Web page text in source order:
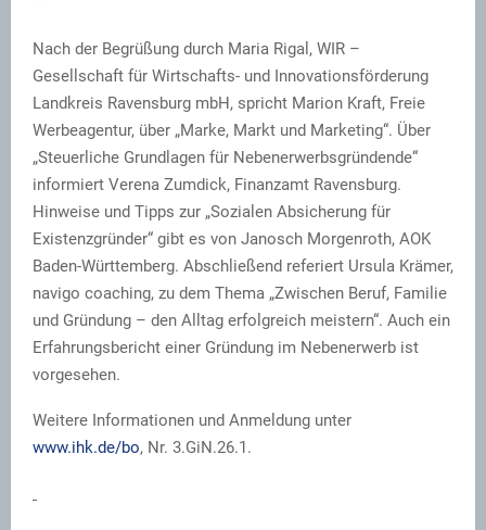
Nach der Begrüßung durch Maria Rigal, WIR –
Gesellschaft für Wirtschafts- und Innovationsförderung
Landkreis Ravensburg mbH, spricht Marion Kraft, Freie
Werbeagentur, über „Marke, Markt und Marketing“. Über
„Steuerliche Grundlagen für Nebenerwerbsgründende“
informiert Verena Zumdick, Finanzamt Ravensburg.
Hinweise und Tipps zur „Sozialen Absicherung für
Existenzgründer“ gibt es von Janosch Morgenroth, AOK
Baden-Württemberg. Abschließend referiert Ursula Krämer,
navigo coaching, zu dem Thema „Zwischen Beruf, Familie
und Gründung – den Alltag erfolgreich meistern“. Auch ein
Erfahrungsbericht einer Gründung im Nebenerwerb ist
vorgesehen.
Weitere Informationen und Anmeldung unter
www.ihk.de/bo, Nr. 3.GiN.26.1.